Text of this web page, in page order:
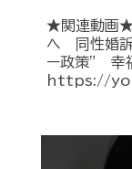
★関連動画★
へ 同性婚
ー政策” 幸
https://